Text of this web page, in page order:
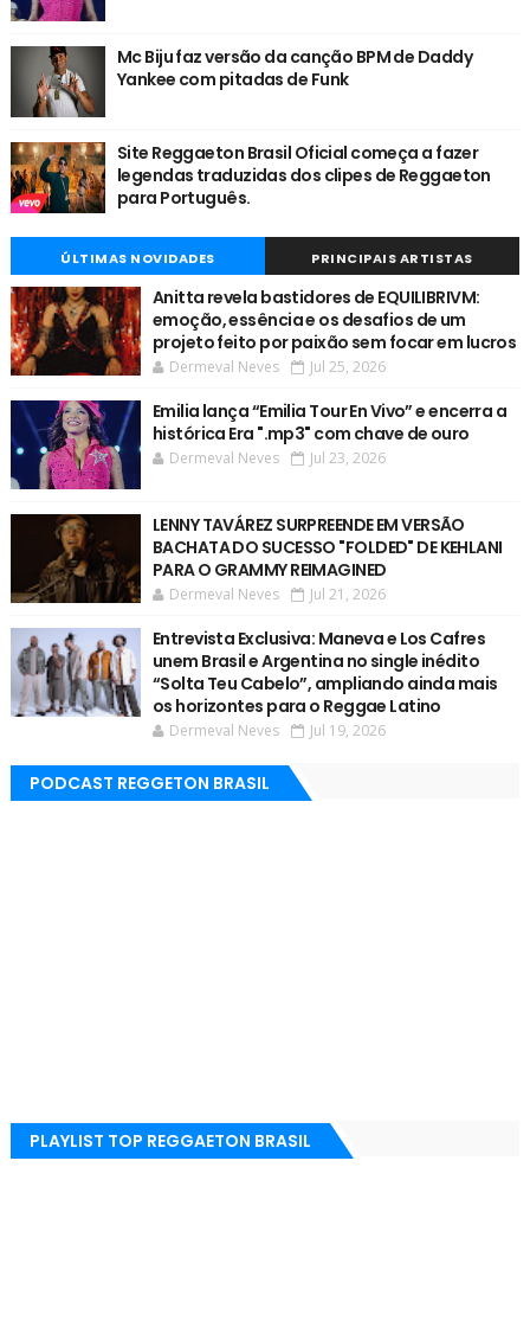
Mc Biju faz versão da canção BPM de Daddy
Yankee com pitadas de Funk
Site Reggaeton Brasil Oficial começa a fazer
legendas traduzidas dos clipes de Reggaeton
para Português.
ÚLTIMAS NOVIDADES PRINCIPAIS ARTISTAS
Anitta revela bastidores de EQUILIBRIVM:
emoção, essência e os desafios de um
projeto feito por paixão sem focar em lucros
Dermeval Neves Jul 25, 2026
Emilia lança “Emilia Tour En Vivo” e encerra a
histórica Era ".mp3" com chave de ouro
Dermeval Neves Jul 23, 2026
LENNY TAVÁREZ SURPREENDE EM VERSÃO
BACHATA DO SUCESSO "FOLDED" DE KEHLANI
PARA O GRAMMY REIMAGINED
Dermeval Neves Jul 21, 2026
Entrevista Exclusiva: Maneva e Los Cafres
unem Brasil e Argentina no single inédito
“Solta Teu Cabelo”, ampliando ainda mais
os horizontes para o Reggae Latino
Dermeval Neves Jul 19, 2026
PODCAST REGGETON BRASIL
PLAYLIST TOP REGGAETON BRASIL